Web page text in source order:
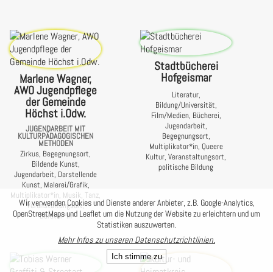
Wir verwenden Cookies und Dienste anderer Anbieter, z.B. Google-Analytics,
OpenStreetMaps und Leaflet um die Nutzung der Website zu erleichtern und um
Statistiken auszuwerten.
Mehr Infos zu unseren Datenschutzrichtlinien.
Ich stimme zu
Marlene Wagner,
AWO Jugendpflege
der Gemeinde
Höchst i.Odw.
JUGENDARBEIT MIT
KULTURPÄDAGOGISCHEN
METHODEN
Zirkus, Begegnungsort,
Bildende Kunst,
Jugendarbeit, Darstellende
Kunst, Malerei/Grafik,
Multiplikator*in, Musik, Tanz,
Veranstaltungsort,
Berater*in
Stadtbücherei
Hofgeismar
Literatur,
Bildung/Universität,
Film/Medien, Bücherei,
Jugendarbeit,
Begegnungsort,
Multiplikator*in, Queere
Kultur, Veranstaltungsort,
politische Bildung